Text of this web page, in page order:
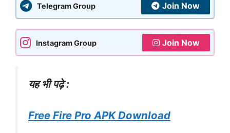
Telegram Group Join Now
Instagram Group Join Now
यह भी पढ़े :
Free Fire Pro APK Download